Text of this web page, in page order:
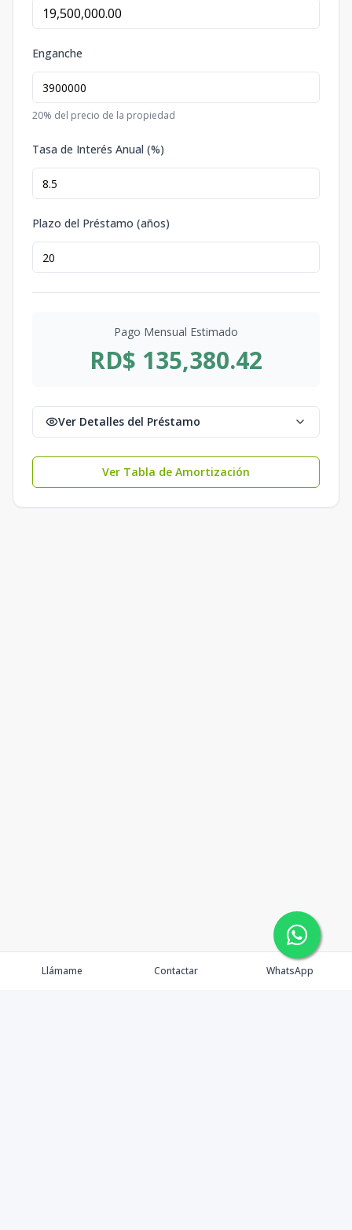
Enganche
20% del precio de la propiedad
Tasa de Interés Anual (%)
Plazo del Préstamo (años)
Pago Mensual Estimado
RD$ 135,380.42
Ver Detalles del Préstamo
Ver Tabla de Amortización
Llámame Contactar WhatsApp